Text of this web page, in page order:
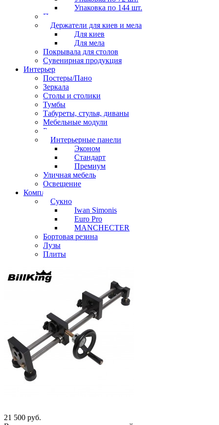
Упаковка по 144 шт.
Перчатки
Держатели для киев и мела
Для киев
Для мела
Покрывала для столов
Сувенирная продукция
Интерьер
Постеры/Пано
Зеркала
Столы и столики
Тумбы
Табуреты, стулья, диваны
Мебельные модули
Рамы под картины
Интерьерные панели
Эконом
Стандарт
Премиум
Уличная мебель
Освещение
Комплектующие
Сукно
Iwan Simonis
Euro Pro
MANCHECTER
Бортовая резина
Лузы
Плиты
21 500 руб.